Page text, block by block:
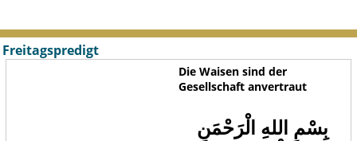
Freitagspredigt
Die Waisen sind der
Gesellschaft anvertraut
بِسْمِ اللهِ الْرَحْمَنِ